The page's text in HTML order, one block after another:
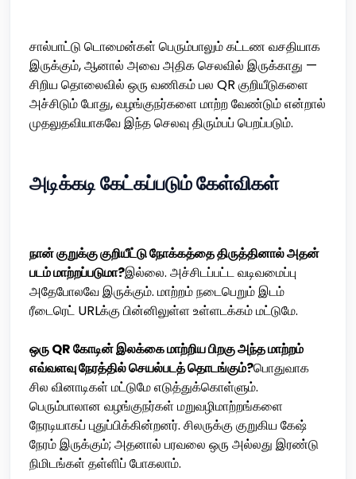
சால்பாட்டு டொமைன்கள் பெரும்பாலும் கட்டண வசதியாக
இருக்கும், ஆனால் அவை அதிக செலவில் இருக்காது —
சிறிய தொலைவில் ஒரு வணிகம் பல QR குறியீடுகளை
அச்சிடும் போது, வழங்குநர்களை மாற்ற வேண்டும் என்றால்
முதலுதவியாகவே இந்த செலவு திரும்பப் பெறப்படும்.
அடிக்கடி கேட்கப்படும் கேள்விகள்
நான் குறுக்கு குறியீட்டு நோக்கத்தை திருத்தினால் அதன்
படம் மாற்றப்படுமா?இல்லை. அச்சிடப்பட்ட வடிவமைப்பு
அதேபோலவே இருக்கும். மாற்றம் நடைபெறும் இடம்
ரீடைரெட் URLக்கு பின்னிலுள்ள உள்ளடக்கம் மட்டுமே.
ஒரு QR கோடின் இலக்கை மாற்றிய பிறகு அந்த மாற்றம்
எவ்வளவு நேரத்தில் செயல்படத் தொடங்கும்?பொதுவாக
சில வினாடிகள் மட்டுமே எடுத்துக்கொள்ளும்.
பெரும்பாலான வழங்குநர்கள் மறுவழிமாற்றங்களை
நேரடியாகப் புதுப்பிக்கின்றனர். சிலருக்கு குறுகிய கேஷ்
நேரம் இருக்கும்; அதனால் பரவலை ஒரு அல்லது இரண்டு
நிமிடங்கள் தள்ளிப் போகலாம்.